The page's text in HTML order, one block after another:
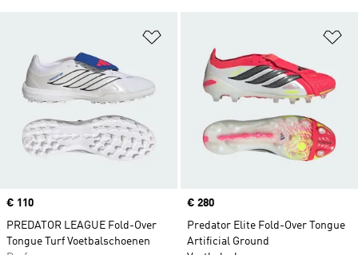
Price
€ 110
PREDATOR LEAGUE Fold-Over
Tongue Turf Voetbalschoenen
Price
€ 280
Predator Elite Fold-Over Tongue
Artificial Ground